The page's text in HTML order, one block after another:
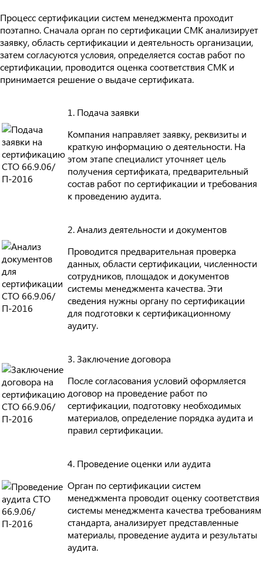
Процесс сертификации систем менеджмента проходит
поэтапно. Сначала орган по сертификации СМК анализирует
заявку, область сертификации и деятельность организации,
затем согласуются условия, определяется состав работ по
сертификации, проводится оценка соответствия СМК и
принимается решение о выдаче сертификата.
1. Подача заявки
Компания направляет заявку, реквизиты и
краткую информацию о деятельности. На
этом этапе специалист уточняет цель
получения сертификата, предварительный
состав работ по сертификации и требования
к проведению аудита.
2. Анализ деятельности и документов
Проводится предварительная проверка
данных, области сертификации, численности
сотрудников, площадок и документов
системы менеджмента качества. Эти
сведения нужны органу по сертификации
для подготовки к сертификационному
аудиту.
3. Заключение договора
После согласования условий оформляется
договор на проведение работ по
сертификации, подготовку необходимых
материалов, определение порядка аудита и
правил сертификации.
4. Проведение оценки или аудита
Орган по сертификации систем
менеджмента проводит оценку соответствия
системы менеджмента качества требованиям
стандарта, анализирует представленные
материалы, проведение аудита и результаты
аудита.